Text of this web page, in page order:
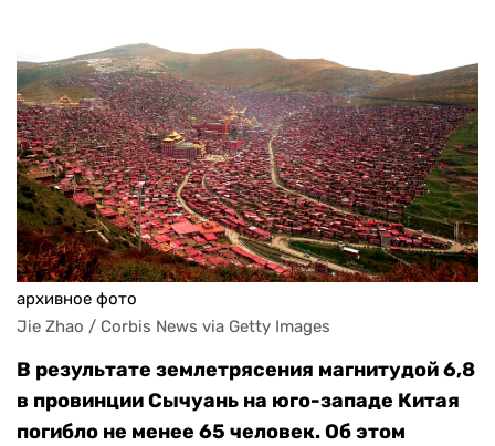
архивное фото
Jie Zhao / Corbis News via Getty Images
В результате землетрясения магнитудой 6,8
в провинции Сычуань на юго-западе Китая
погибло не менее 65 человек. Об этом